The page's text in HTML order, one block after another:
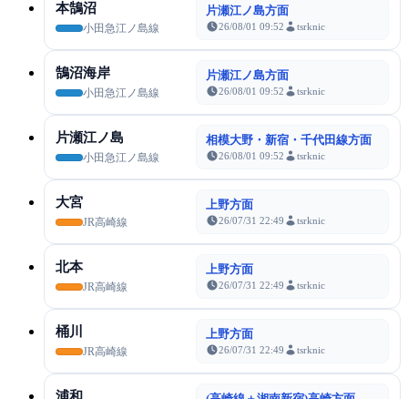
本鵠沼
小田急江ノ島線
片瀬江ノ島方面
26/08/01 09:52 tsrknic
鵠沼海岸
小田急江ノ島線
片瀬江ノ島方面
26/08/01 09:52 tsrknic
片瀬江ノ島
小田急江ノ島線
相模大野・新宿・千代田線方面
26/08/01 09:52 tsrknic
大宮
JR高崎線
上野方面
26/07/31 22:49 tsrknic
北本
JR高崎線
上野方面
26/07/31 22:49 tsrknic
桶川
JR高崎線
上野方面
26/07/31 22:49 tsrknic